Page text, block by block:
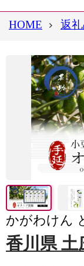
HOME 返
かがわけん
香川県 土